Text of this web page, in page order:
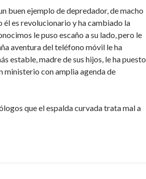
buen ejemplo de depredador, de macho
él es revolucionario y ha cambiado la
le puso escaño a su lado, pero le
aventura del teléfono móvil le ha
estable, madre de sus hijos, le ha puesto
ministerio con amplia agenda de
que el espalda curvada trata mal a